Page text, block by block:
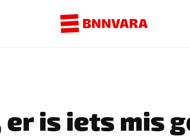
er is iets mis